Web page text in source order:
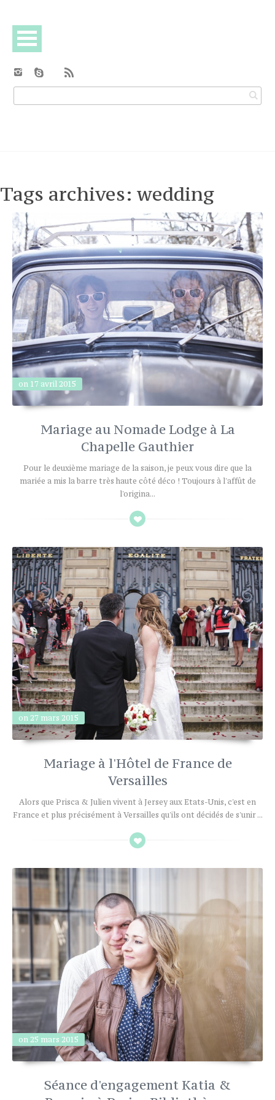
Tags archives: wedding
on 17 avril 2015
Mariage au Nomade Lodge à La
Chapelle Gauthier
Pour le deuxième mariage de la saison, je peux vous dire que la
mariée a mis la barre très haute côté déco ! Toujours à l'affût de
l'origina...
on 27 mars 2015
Mariage à l'Hôtel de France de
Versailles
Alors que Prisca & Julien vivent à Jersey aux Etats-Unis, c'est en
France et plus précisément à Versailles qu'ils ont décidés de s'unir ...
on 25 mars 2015
Séance d'engagement Katia &